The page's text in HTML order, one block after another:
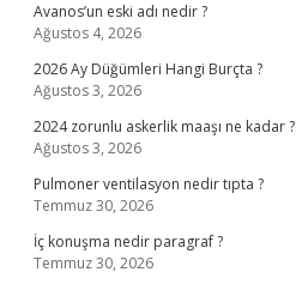
Avanos’un eski adı nedir ?
Ağustos 4, 2026
2026 Ay Düğümleri Hangi Burçta ?
Ağustos 3, 2026
2024 zorunlu askerlik maaşı ne kadar ?
Ağustos 3, 2026
Pulmoner ventilasyon nedir tıpta ?
Temmuz 30, 2026
İç konuşma nedir paragraf ?
Temmuz 30, 2026